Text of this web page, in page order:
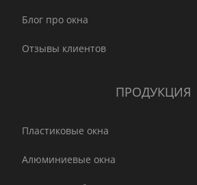
Блог про окна
Отзывы клиентов
ПРОДУКЦИЯ
Пластиковые окна
Алюминиевые окна